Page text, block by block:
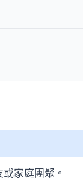
家庭團聚。